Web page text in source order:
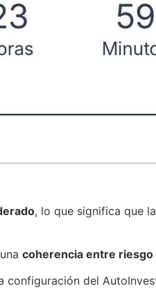
, lo que significa que
coherencia entre
configuración del